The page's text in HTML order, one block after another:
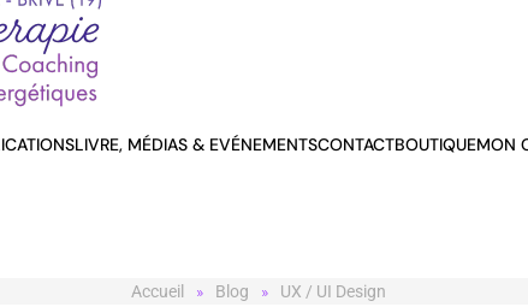
LIVRE, MÉDIAS & EVÉNEMENTSCONTACTBOUTIQUEMON
Accueil Blog UX / UI Design